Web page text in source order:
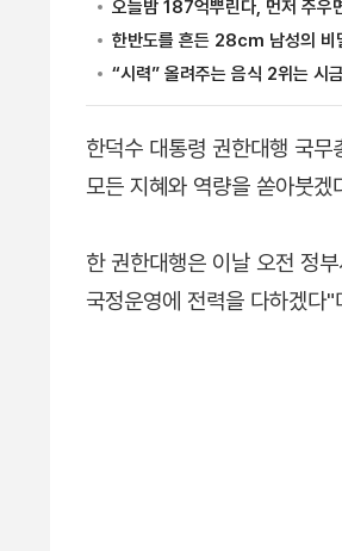
한덕수 대통령 권한대행 국
모든 지혜와 역량을 쏟아붓겠
한 권한대행은 이날 오전 정
국정운영에 전력을 다하겠다